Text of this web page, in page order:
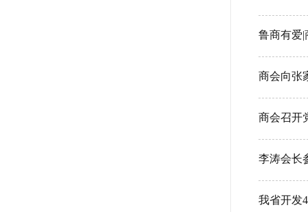
鲁商有爱|
商会向张
商会召开
李涛会长
我省开发